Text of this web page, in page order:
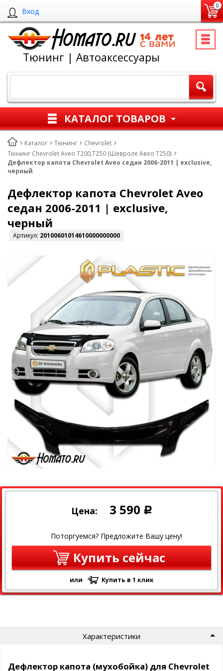
Вход
0
Тюнинг | Автоаксессуары
КАТАЛОГ ТОВАРОВ
Каталог Тюнинг
Chevrolet
Тюнинг Chevrolet Aveo T200,T250 (Шевроле Авео Т250)
Дефлектор капота Chevrolet Aveo седан 2006-2011 | exclusive,
черный
Дефлектор капота Chevrolet Aveo
седан 2006-2011 | exclusive,
черный
Артикул: 20100601014610000000000
Цена: 3 590 Р
Поторгуемся? Предложите Вашу цену!
Купить сейчас
или Купить в 1 клик
Характеристики
Дефлектор капота (мухобойка) для Chevrolet